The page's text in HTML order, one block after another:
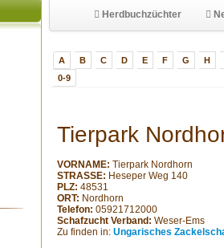
Herdbuchzüchter
A B C D E F G
H
0-9
Tierpark
VORNAME: Tierpark Nordhorn
STRASSE: Heseper Weg 140
PLZ: 48531
ORT: Nordhorn
Telefon: 05921712000
Schafzucht Verband: Weser-Ems
Zu finden in: Ungarisches